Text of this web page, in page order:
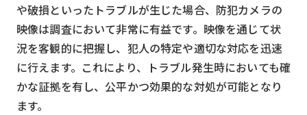
や破損といったトラブルが生じた場合、防犯カメラの
映像は調査において非常に有益です。映像を通じて状
況を客観的に把握し、犯人の特定や適切な対応を迅速
に行えます。これにより、トラブル発生時においても確
かな証拠を有し、公平かつ効果的な対処が可能となり
ます。